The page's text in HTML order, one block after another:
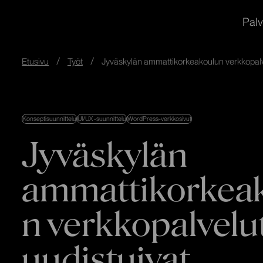
Etusivu Työt Jyväskylän ammattikorkeakoulun
KonseptisuunnitteluUI/UX -suunnitteluWordPress-verkkosivut
Jyväskylän
n